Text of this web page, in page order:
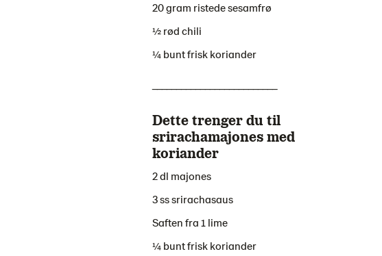
20 gram ristede sesamfrø
½ rød chili
¼ bunt frisk koriander
Dette trenger du til
srirachamajones med
koriander
2 dl majones
3 ss srirachasaus
Saften fra 1 lime
¼ bunt frisk koriander